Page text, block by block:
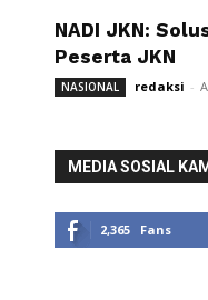
NADI JKN:
Peserta JKN
NASIONAL redaksi -
MEDIA SOSIAL KAMI
2,365 Fans